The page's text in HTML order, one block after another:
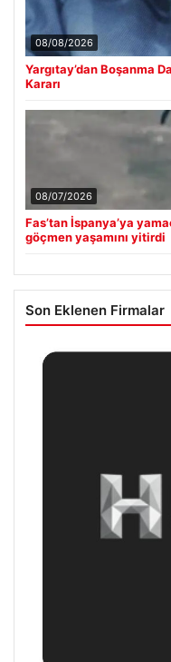
08/08/2026
Yargıtay’dan Boşanma
Kararı
08/07/2026
Fas’tan İspanya’ya
göçmen yaşamını yitirdi
Son Eklenen Firmalar